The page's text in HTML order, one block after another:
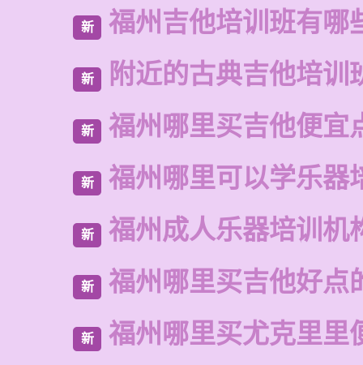
新 福州吉他培训班有哪
新 附近的古典吉他培训
新 福州哪里买吉他便宜
新 福州哪里可以学乐器
新 福州成人乐器培训机
新 福州哪里买吉他好点
新 福州哪里买尤克里里